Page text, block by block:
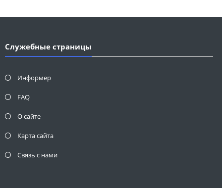
Служебные страницы
Информер
FAQ
О сайте
Карта сайта
Связь с нами